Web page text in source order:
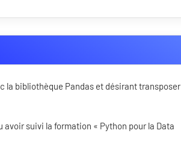
la bibliothèque Pandas et désirant transposer
suivi la formation « Python pour la Data